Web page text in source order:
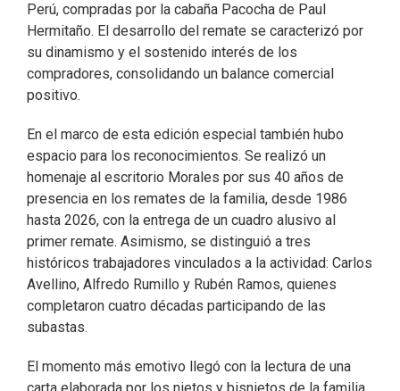
Perú, compradas por la cabaña Pacocha de Paul
Hermitaño. El desarrollo del remate se caracterizó por
su dinamismo y el sostenido interés de los
compradores, consolidando un balance comercial
positivo.
En el marco de esta edición especial también hubo
espacio para los reconocimientos. Se realizó un
homenaje al escritorio Morales por sus 40 años de
presencia en los remates de la familia, desde 1986
hasta 2026, con la entrega de un cuadro alusivo al
primer remate. Asimismo, se distinguió a tres
históricos trabajadores vinculados a la actividad: Carlos
Avellino, Alfredo Rumillo y Rubén Ramos, quienes
completaron cuatro décadas participando de las
subastas.
El momento más emotivo llegó con la lectura de una